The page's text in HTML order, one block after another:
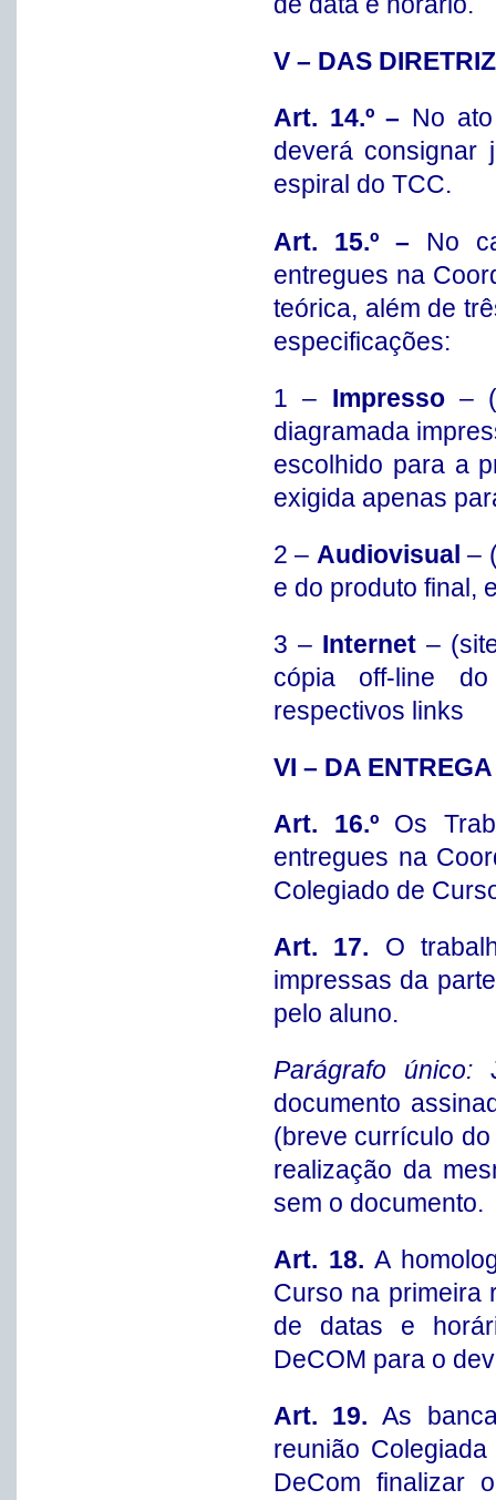
V – DAS
Art. 14.º – No
deverá consignar
espiral do TCC.
Art. 15.º – No
entregues na
teórica, além de
especificações:
1 – Impresso–
diagramada
escolhido para a
exigida apenas
2 – Audiovisual –
e do produto final,
3 – Internet –
cópia off-line
respectivos links
VI – DA
Art. 16.º Os
entregues na
Colegiado de
Art. 17. O
impressas da
pelo aluno.
Parágrafo único:
documento
(breve currículo
realização da
sem o documento.
Art. 18.A
Curso na primeira
de datas e
DeCOM para o
Art. 19.As
reunião
DeCom finalizar